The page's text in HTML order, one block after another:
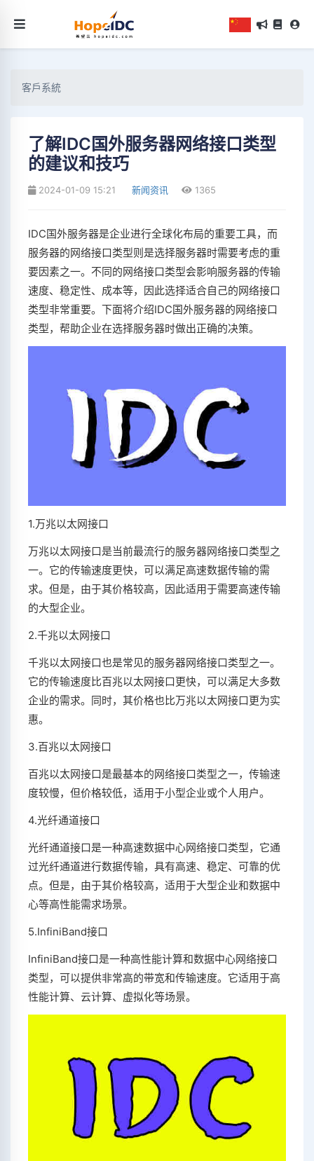
客戶系統
了解IDC国外服务器网络接口类型
的建议和技巧
2024-01-09 15:21 新闻资讯 1365
IDC国外服务器是企业进行全球化布局的重要工具，而
服务器的网络接口类型则是选择服务器时需要考虑的重
要因素之一。不同的网络接口类型会影响服务器的传输
速度、稳定性、成本等，因此选择适合自己的网络接口
类型非常重要。下面将介绍IDC国外服务器的网络接口
类型，帮助企业在选择服务器时做出正确的决策。
1.万兆以太网接口
万兆以太网接口是当前最流行的服务器网络接口类型之
一。它的传输速度更快，可以满足高速数据传输的需
求。但是，由于其价格较高，因此适用于需要高速传输
的大型企业。
2.千兆以太网接口
千兆以太网接口也是常见的服务器网络接口类型之一。
它的传输速度比百兆以太网接口更快，可以满足大多数
企业的需求。同时，其价格也比万兆以太网接口更为实
惠。
3.百兆以太网接口
百兆以太网接口是最基本的网络接口类型之一，传输速
度较慢，但价格较低，适用于小型企业或个人用户。
4.光纤通道接口
光纤通道接口是一种高速数据中心网络接口类型，它通
过光纤通道进行数据传输，具有高速、稳定、可靠的优
点。但是，由于其价格较高，适用于大型企业和数据中
心等高性能需求场景。
5.InfiniBand接口
InfiniBand接口是一种高性能计算和数据中心网络接口
类型，可以提供非常高的带宽和传输速度。它适用于高
性能计算、云计算、虚拟化等场景。